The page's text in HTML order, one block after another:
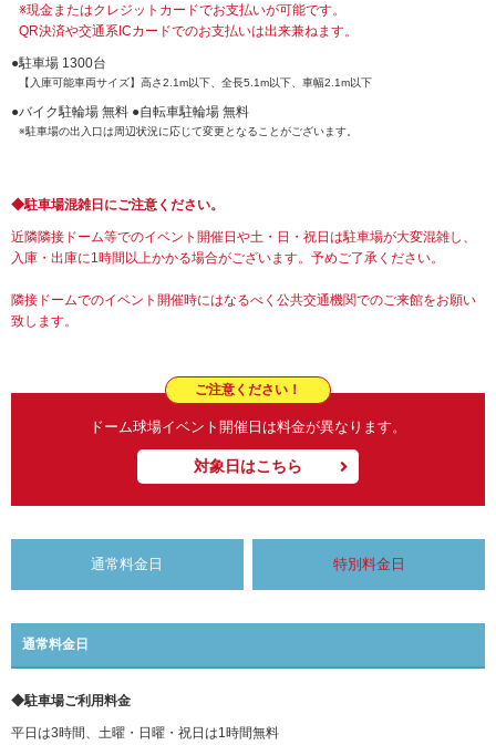
※現金またはクレジットカードでお支払いが可能です。
QR決済や交通系ICカードでのお支払いは出来兼ねます。
●駐車場 1300台
【入庫可能車両サイズ】高さ2.1m以下、全長5.1m以下、車幅2.1m以下
●バイク駐輪場 無料 ●自転車駐輪場 無料
※駐車場の出入口は周辺状況に応じて変更となることがございます。
◆駐車場混雑日にご注意ください。
近隣隣接ドーム等でのイベント開催日や土・日・祝日は駐車場が大変混雑し、
入庫・出庫に1時間以上かかる場合がございます。予めご了承ください。
隣接ドームでのイベント開催時にはなるべく公共交通機関でのご来館をお願い
致します。
ご注意ください！
ドーム球場イベント開催日は料金が異なります。
対象日はこちら
通常料金日 特別料金日
通常料金日
◆駐車場ご利用料金
平日は3時間、土曜・日曜・祝日は1時間無料